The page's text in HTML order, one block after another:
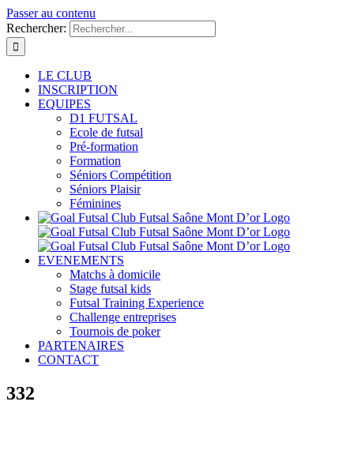
Passer au contenu
Rechercher:
LE CLUB
INSCRIPTION
EQUIPES
D1 FUTSAL
Ecole de futsal
Pré-formation
Formation
Séniors Compétition
Séniors Plaisir
Féminines
EVENEMENTS
Matchs à domicile
Stage futsal kids
Futsal Training Experience
Challenge entreprises
Tournois de poker
PARTENAIRES
CONTACT
332